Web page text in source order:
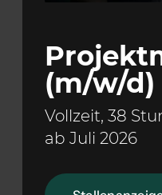
(m/w/d)
Vollzeit, 38
ab Juli 2026